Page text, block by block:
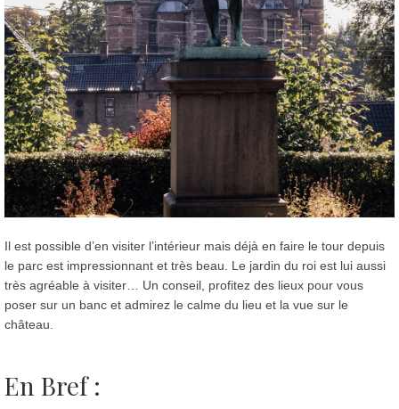
Il est possible d’en visiter l’intérieur mais déjà en faire le tour depuis
le parc est impressionnant et très beau. Le jardin du roi est lui aussi
très agréable à visiter… Un conseil, profitez des lieux pour vous
poser sur un banc et admirez le calme du lieu et la vue sur le
château.
En Bref :